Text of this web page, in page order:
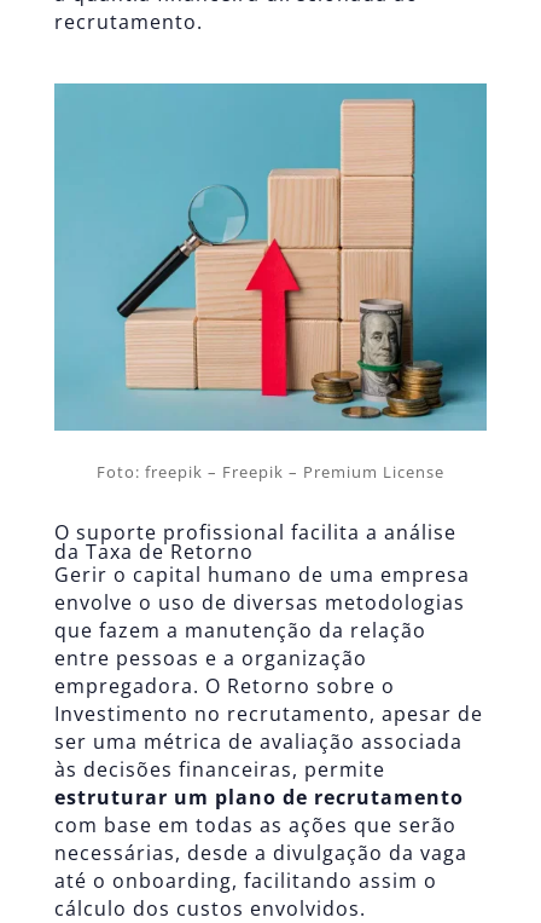
recrutamento.
Foto: freepik – Freepik – Premium License
O suporte profissional facilita a análise
da Taxa de Retorno
Gerir o capital humano de uma empresa
envolve o uso de diversas metodologias
que fazem a manutenção da relação
entre pessoas e a organização
empregadora. O Retorno sobre o
Investimento no recrutamento, apesar de
ser uma métrica de avaliação associada
às decisões financeiras, permite
estruturar um plano de recrutamento
com base em todas as ações que serão
necessárias, desde a divulgação da vaga
até o onboarding, facilitando assim o
cálculo dos custos envolvidos.